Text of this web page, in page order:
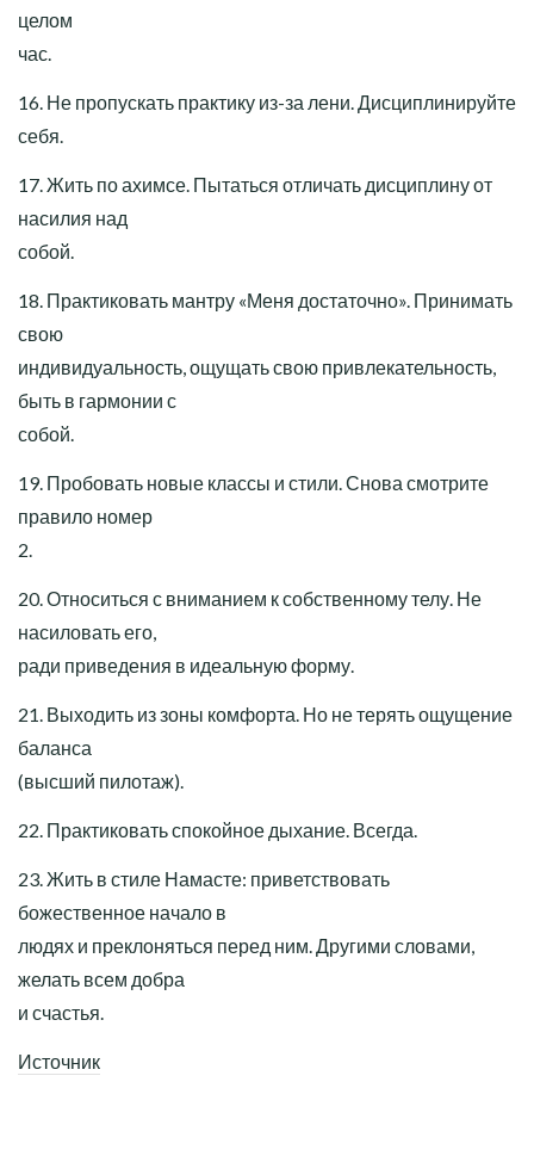
целом
час.
16. Не пропускать практику из-за лени. Дисциплинируйте
себя.
17. Жить по ахимсе. Пытаться отличать дисциплину от
насилия над
собой.
18. Практиковать мантру «Меня достаточно». Принимать
свою
индивидуальность, ощущать свою привлекательность,
быть в гармонии с
собой.
19. Пробовать новые классы и стили. Снова смотрите
правило номер
2.
20. Относиться с вниманием к собственному телу. Не
насиловать его,
ради приведения в идеальную форму.
21. Выходить из зоны комфорта. Но не терять ощущение
баланса
(высший пилотаж).
22. Практиковать спокойное дыхание. Всегда.
23. Жить в стиле Намасте: приветствовать
божественное начало в
людях и преклоняться перед ним. Другими словами,
желать всем добра
и счастья.
Источник